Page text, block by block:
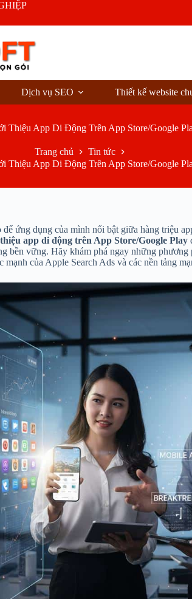
Dịch vụ SEO Thiết kế website
Thiệu App Di Động Trên App Store/Google
Trang chủ
Tin tức
Thiệu App Di Động Trên App Store/Google
ứng dụng của mình nổi bật giữa hàng triệu
app di động trên App Store/Google Play
bền vững. Hãy khám phá ngay những
của Apple Search Ads và các nền tảng